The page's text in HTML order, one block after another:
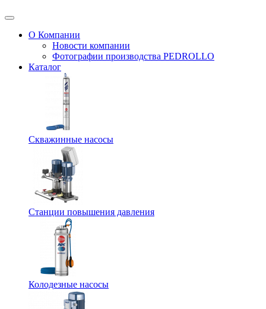
О Компании
Новости компании
Фотографии производства PEDROLLO
Каталог
Скважинные насосы
Станции повышения давления
Колодезные насосы